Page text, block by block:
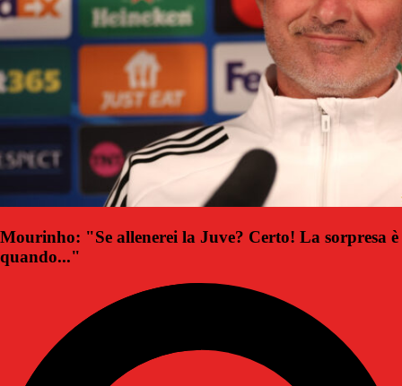
Mourinho: "Se allenerei la Juve? Certo! La sorpresa è
quando..."